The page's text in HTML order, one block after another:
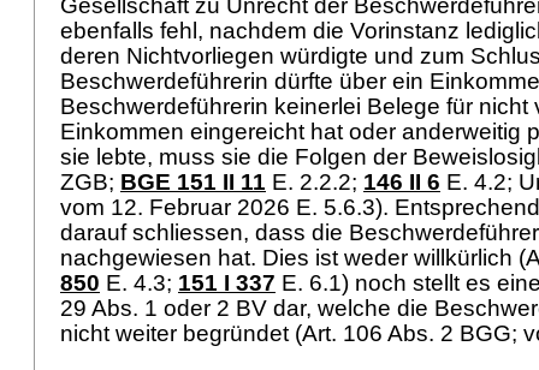
Gesellschaft zu Unrecht der
ebenfalls fehl, nachdem die Vorinstanz
deren Nichtvorliegen würdigte und zum
Beschwerdeführerin dürfte über ein
Beschwerdeführerin keinerlei Belege für nicht
Einkommen eingereicht hat oder anderweitig
sie lebte, muss sie die Folgen der
ZGB; BGE 151 II 11 E. 2.2.2; 146 II 6 E. 4.2;
vom 12. Februar 2026 E. 5.6.3).
darauf schliessen, dass die
nachgewiesen hat. Dies ist weder willkürlich (
850 E. 4.3; 151 I 337 E. 6.1) noch stellt es
29 Abs. 1 oder 2 BV dar, welche die
nicht weiter begründet (Art. 106 Abs. 2 BGG;